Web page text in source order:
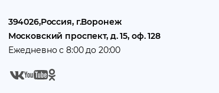
394026,Россия, г.Воронеж
Московский проспект, д. 15, оф. 128
Ежедневно с 8:00 до 20:00